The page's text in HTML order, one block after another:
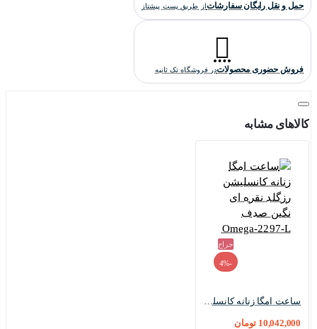
حمل و نقل رایگان سفارشاتاز طریق پست پیشتاز
فروش حضوری محصولاتدر فروشگاه تک ثانیه
کالاهای مشابه
حراج
-4%
ساعت امگا زنانه کانسلیشن رزگلد نقره ای نگین صدف Omega-2297-L
10,042,000 تومان